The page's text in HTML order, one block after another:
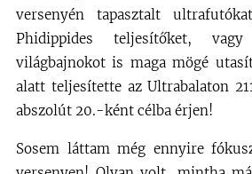
versenyén tapasztalt
Phidippides teljesítőket,
világbajnokot is maga mögé
alatt teljesítette az Ultrabalaton
abszolút 20.-ként célba érjen!
Sosem láttam még ennyire